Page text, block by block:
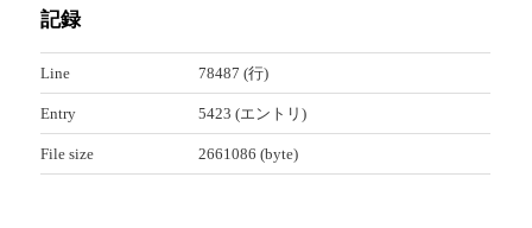
記録
Line 78487 (行)
Entry 5423 (エントリ)
File size 2661086 (byte)